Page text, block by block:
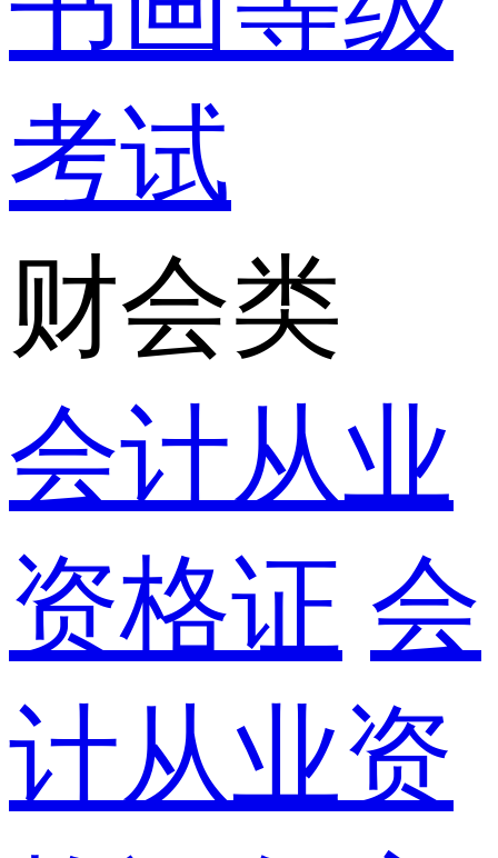
考试
财会类
会计从业
资格证 会
计从业资